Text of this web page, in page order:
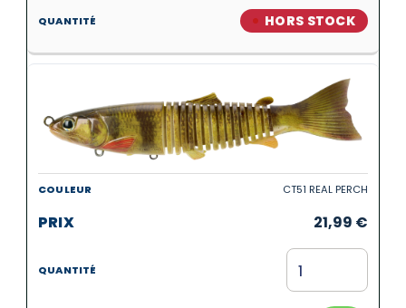
HORS STOCK
CT51 REAL PERCH
21,99 €